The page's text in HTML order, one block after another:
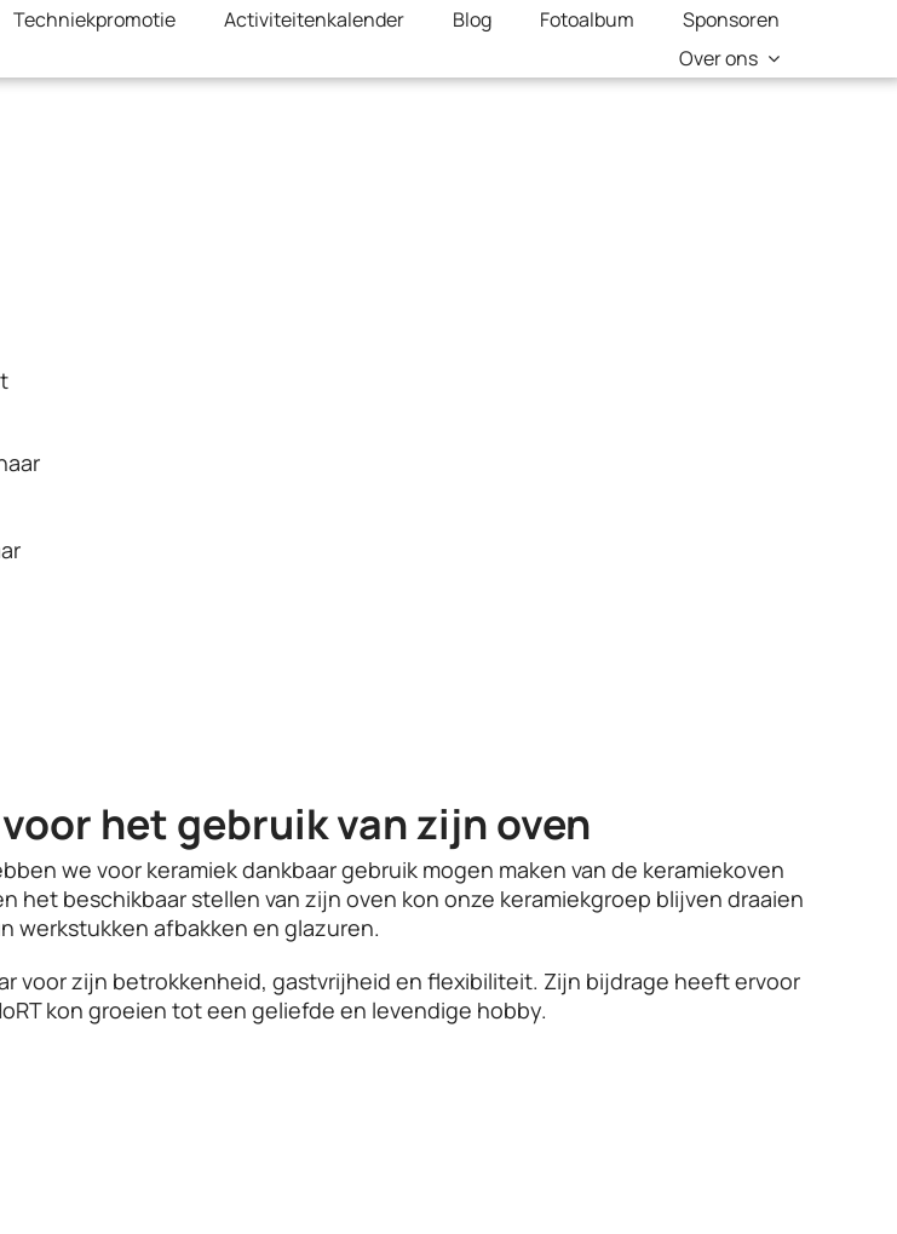
Techniekpromotie Activiteitenkalender Blog Fotoalbum
Sponsoren
Over ons
het gebruik van zijn oven
we voor keramiek dankbaar gebruik mogen maken van de keramiekoven
het beschikbaar stellen van zijn oven kon onze keramiekgroep blijven draaien
werkstukken afbakken en glazuren.
voor zijn betrokkenheid, gastvrijheid en flexibiliteit. Zijn bijdrage heeft ervoor
kon groeien tot een geliefde en levendige hobby.